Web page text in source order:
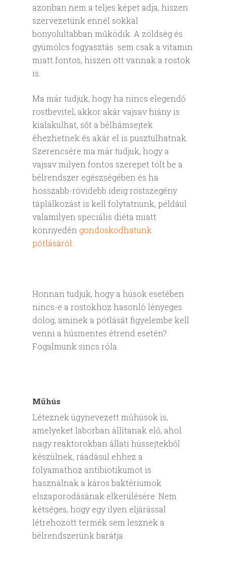
azonban nem a teljes képet adja, hiszen
szervezetünk ennél sokkal
bonyolultabban működik. A zöldség és
gyümölcs fogyasztás sem csak a vitamin
miatt fontos, hiszen ott vannak a rostok
is.
Ma már tudjuk, hogy ha nincs elegendő
rostbevitel, akkor akár vajsav hiány is
kialakulhat, sőt a bélhámsejtek
éhezhetnek és akár el is pusztulhatnak.
Szerencsére ma már tudjuk, hogy a
vajsav milyen fontos szerepet tölt be a
bélrendszer egészségében és ha
hosszabb-rövidebb ideig rostszegény
táplálkozást is kell folytatnunk, például
valamilyen speciális diéta miatt
könnyedén gondoskodhatunk
pótlásáról.
Honnan tudjuk, hogy a húsok esetében
nincs-e a rostokhoz hasonló lényeges
dolog, aminek a pótlását figyelembe kell
venni a húsmentes étrend esetén?
Fogalmunk sincs róla.
Műhús
Léteznek úgynevezett műhúsok is,
amelyeket laborban állítanak elő, ahol
nagy reaktorokban állati hússejtekből
készülnek, ráadásul ehhez a
folyamathoz antibiotikumot is
használnak a káros baktériumok
elszaporodásának elkerülésére. Nem
kétséges, hogy egy ilyen eljárással
létrehozott termék sem lesznek a
bélrendszerünk barátja.